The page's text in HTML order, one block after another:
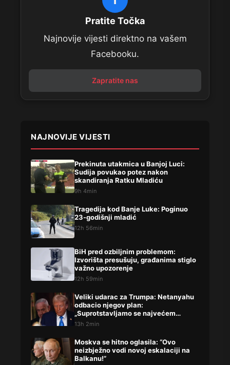
Pratite Točka
Najnovije vijesti direktno na vašem
Facebooku.
Zapratite nas
NAJNOVIJE VIJESTI
Prekinuta utakmica u Banjoj Luci:
Sudija povukao potez nakon
skandiranja Ratku Mladiću
9h 4min
Tragedija kod Banje Luke: Poginuo
23-godišnji mladić
12h 56min
BiH pred ozbiljnim problemom:
Izvorišta presušuju, građanima stiglo
važno upozorenje
12h 59min
Veliki udarac za Trumpa: Netanyahu
odbacio njegov plan:
„Suprotstavljamo se najvećem
prijatelju“
13h 2min
Moskva se hitno oglasila: “Ovo
neizbježno vodi novoj eskalaciji na
Balkanu!”